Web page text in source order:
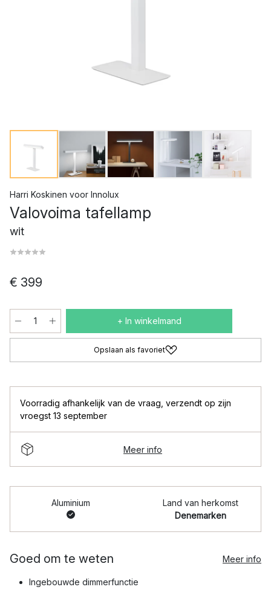
Harri Koskinen voor Innolux
Valovoima tafellamp
wit
€ 399
+ In winkelmand
Opslaan als favoriet
Voorradig afhankelijk van de vraag verzendt op zijn
vroegst 13 september
Meer info
Aluminium
Land van herkomst
Denemarken
Goed om te weten Meer info
Ingebouwde dimmerfunctie